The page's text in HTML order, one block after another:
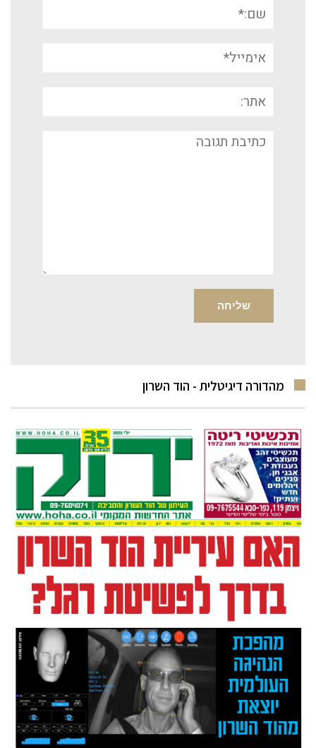
אימייל*
תגובה
מהדורה דיגיטלית - הוד השרון